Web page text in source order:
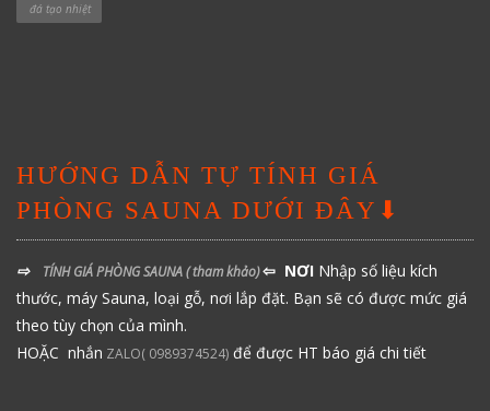
đá tạo nhiệt
HƯỚNG DẪN TỰ TÍNH GIÁ
PHÒNG SAUNA DƯỚI ĐÂY⬇
⇨ TÍNH GIÁ PHÒNG SAUNA( tham khảo)⇦ NƠI Nhập số liệu kích
thước, máy Sauna, loại gỗ, nơi lắp đặt. Bạn sẽ có được mức giá
theo tùy chọn của mình.
HOẶC nhắn ZALO( 0989374524) để được HT báo giá chi tiết